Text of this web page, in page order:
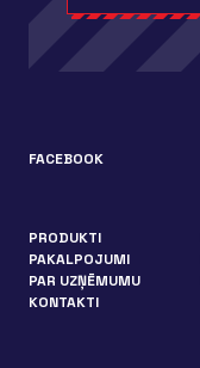
FACEBOOK
PRODUKTI
PAKALPOJUMI
PAR UZŅĒMUMU
KONTAKTI